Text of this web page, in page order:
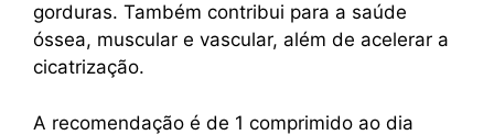
gorduras. Também contribui para a saúde
óssea, muscular e vascular, além de acelerar a
cicatrização.
A recomendação é de 1 comprimido ao dia